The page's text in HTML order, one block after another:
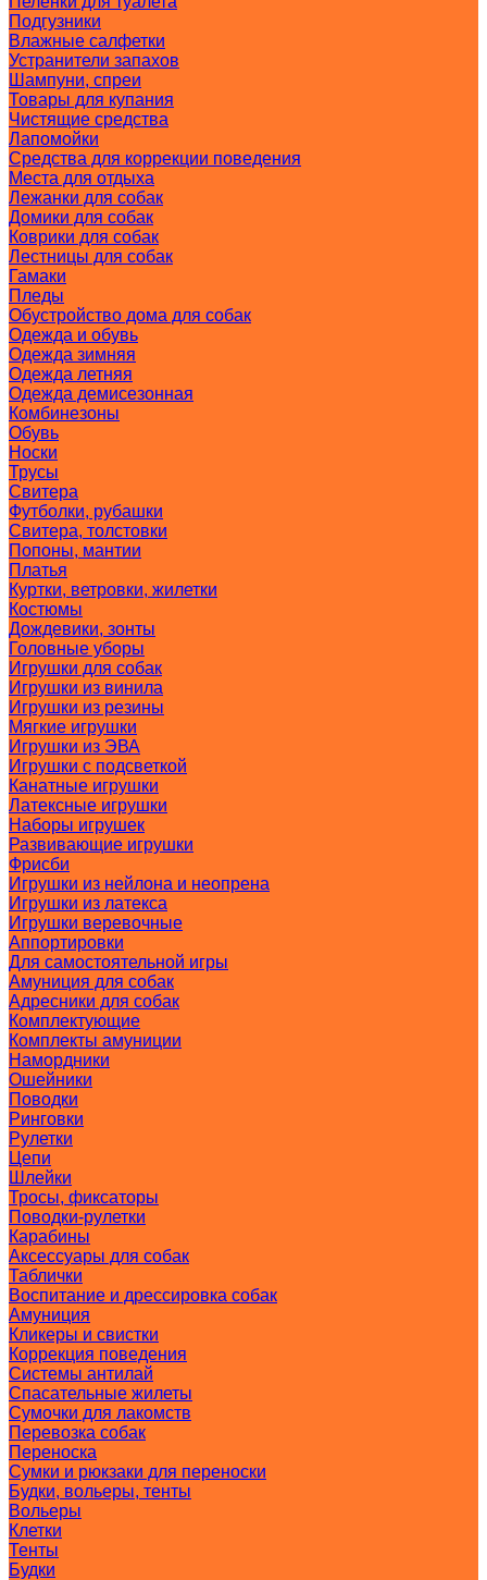
Подгузники
Влажные салфетки
Устранители запахов
Шампуни, спреи
Товары для купания
Чистящие средства
Лапомойки
Средства для коррекции поведения
Места для отдыха
Лежанки для собак
Домики для собак
Коврики для собак
Лестницы для собак
Гамаки
Пледы
Обустройство дома для собак
Одежда и обувь
Одежда зимняя
Одежда летняя
Одежда демисезонная
Комбинезоны
Обувь
Носки
Трусы
Свитера
Футболки, рубашки
Свитера, толстовки
Попоны, мантии
Платья
Куртки, ветровки, жилетки
Костюмы
Дождевики, зонты
Головные уборы
Игрушки для собак
Игрушки из винила
Игрушки из резины
Мягкие игрушки
Игрушки из ЭВА
Игрушки с подсветкой
Канатные игрушки
Латексные игрушки
Наборы игрушек
Развивающие игрушки
Фрисби
Игрушки из нейлона и неопрена
Игрушки из латекса
Игрушки веревочные
Аппортировки
Для самостоятельной игры
Амуниция для собак
Адресники для собак
Комплектующие
Комплекты амуниции
Намордники
Ошейники
Поводки
Ринговки
Рулетки
Цепи
Шлейки
Тросы, фиксаторы
Поводки-рулетки
Карабины
Аксессуары для собак
Таблички
Воспитание и дрессировка собак
Амуниция
Кликеры и свистки
Коррекция поведения
Системы антилай
Спасательные жилеты
Сумочки для лакомств
Перевозка собак
Переноска
Сумки и рюкзаки для переноски
Будки, вольеры, тенты
Вольеры
Клетки
Тенты
Будки